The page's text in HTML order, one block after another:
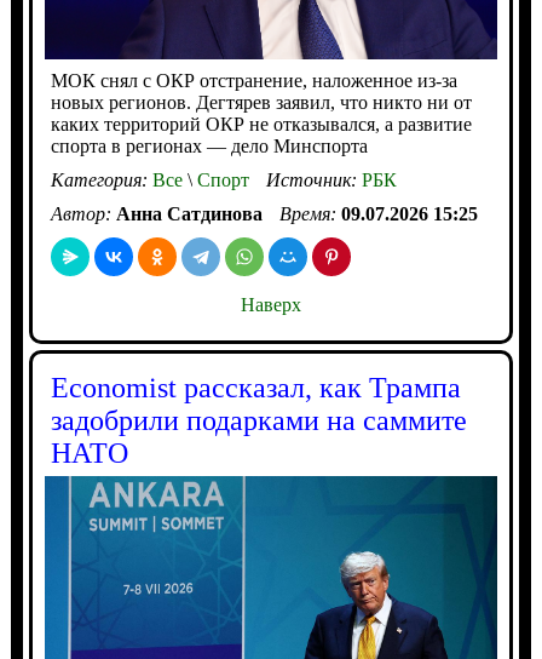
МОК снял с ОКР отстранение, наложенное из-за
новых регионов. Дегтярев заявил, что никто ни от
каких территорий ОКР не отказывался, а развитие
спорта в регионах — дело Минспорта
Категория: Все\Спорт Источник: РБК
Автор: Анна Сатдинова Время: 09.07.2026 15:25
Наверх
Economist рассказал, как Трампа
задобрили подарками на саммите
НАТО